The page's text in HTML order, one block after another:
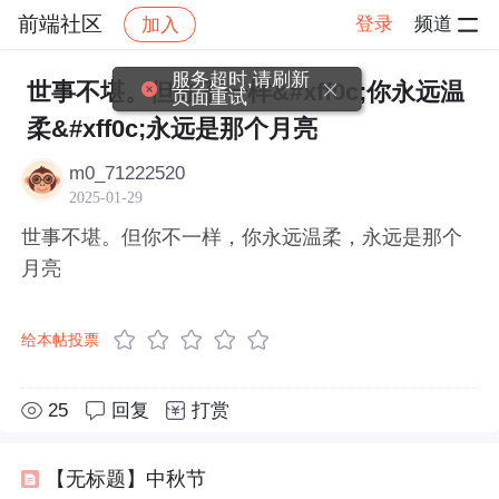
前端社区 加入 登录 频道
社区 前端社区 感慨 帖子详情
世事不堪。但你不一样&#xff0c;你永远温
柔&#xff0c;永远是那个月亮
m0_71222520
2025-01-29
世事不堪。但你不一样，你永远温柔，永远是那个
月亮
给本帖投票
25 回复 打赏
【无标题】中秋节
服务超时,请刷新
页面重试